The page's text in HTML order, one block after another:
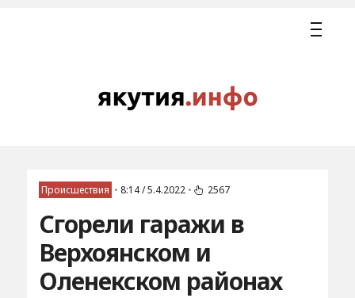
Происшествия • 8:14 / 5.4.2022 • 2567
Сгорели гаражи в
Верхоянском и
Оленекском районах